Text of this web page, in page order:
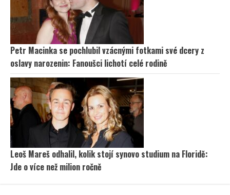
Petr Macinka se pochlubil vzácnými fotkami své dcery z
oslavy narozenin: Fanoušci lichotí celé rodině
Leoš Mareš odhalil, kolik stojí synovo studium na Floridě:
Jde o více než milion ročně